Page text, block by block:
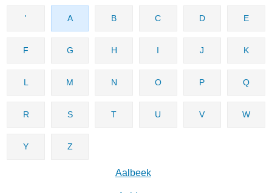
' A B C D E
F G H I J K
L M N O P Q
R S T U V W
Y Z
Aalbeek